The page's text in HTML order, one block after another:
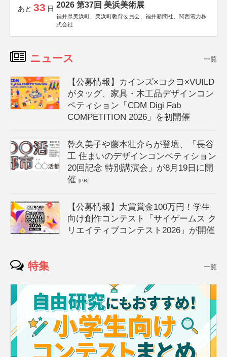
あと 33 日 2026 第37回 美浜美術展
福井県美浜町、美浜町教育委員会、福井新聞社、関西電力株
式会社
ニュース 一覧
【公募情報】カインズ×コクヨ×VUILD
がタッグ、家具・木工品デザインコン
ペティション「CDM Digi Fab
COMPETITION 2026」を初開催
乾久美子や藤本壮介らが登壇、「長谷
工 住まいのデザインコンペティション
20回記念 特別講演会」が8月19日に開
催[PR]
【公募情報】大賞賞金100万円！学生
向け創作コンテスト「サイゲームス ク
リエイティブコンテスト2026」が開催
特集 一覧